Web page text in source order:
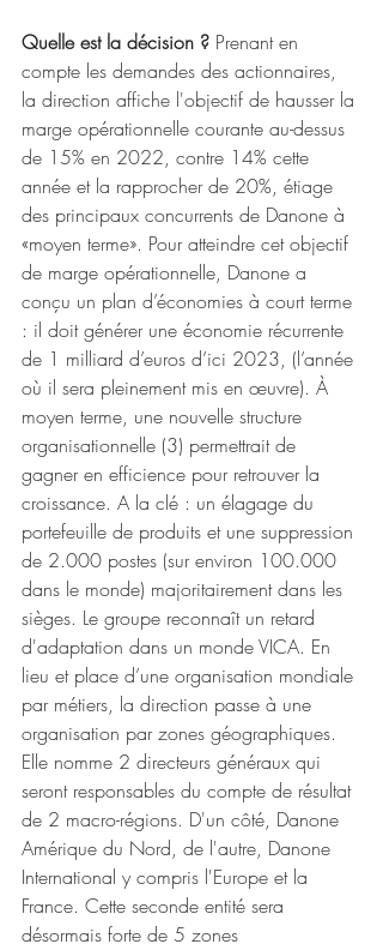
Quelle est la décision ? Prenant en
compte les demandes des actionnaires,
la direction affiche l'objectif de hausser la
marge opérationnelle courante au-dessus
de 15% en 2022, contre 14% cette
année et la rapprocher de 20%, étiage
des principaux concurrents de Danone à
«moyen terme». Pour atteindre cet objectif
de marge opérationnelle, Danone a
conçu un plan d’économies à court terme
: il doit générer une économie récurrente
de 1 milliard d’euros d’ici 2023, (l’année
où il sera pleinement mis en œuvre). À
moyen terme, une nouvelle structure
organisationnelle (3) permettrait de
gagner en efficience pour retrouver la
croissance. A la clé : un élagage du
portefeuille de produits et une suppression
de 2.000 postes (sur environ 100.000
dans le monde) majoritairement dans les
sièges. Le groupe reconnaît un retard
d'adaptation dans un monde VICA. En
lieu et place d’une organisation mondiale
par métiers, la direction passe à une
organisation par zones géographiques.
Elle nomme 2 directeurs généraux qui
seront responsables du compte de résultat
de 2 macro-régions. D'un côté, Danone
Amérique du Nord, de l'autre, Danone
International y compris l'Europe et la
France. Cette seconde entité sera
désormais forte de 5 zones